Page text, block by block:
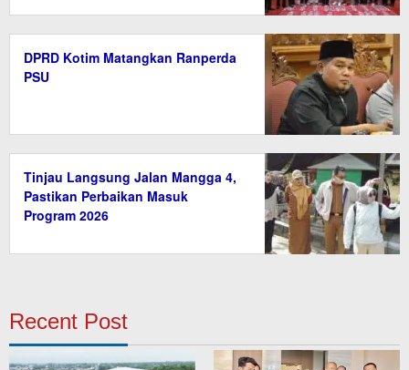
DPRD Kotim Matangkan Ranperda
PSU
Tinjau Langsung Jalan Mangga 4,
Pastikan Perbaikan Masuk
Program 2026
Recent Post